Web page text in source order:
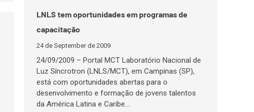
LNLS tem oportunidades em programas de
capacitação
24 de September de 2009
24/09/2009 – Portal MCT Laboratório Nacional de
Luz Síncrotron (LNLS/MCT), em Campinas (SP),
está com oportunidades abertas para o
desenvolvimento e formação de jovens talentos
da América Latina e Caribe.…